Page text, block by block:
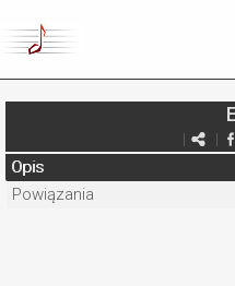
Opis
Powiązania